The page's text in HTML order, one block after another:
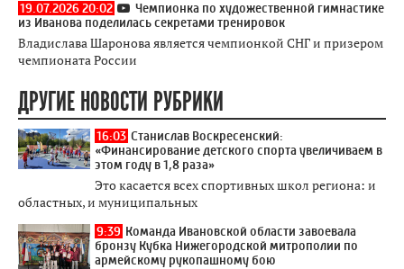
19.07.2026 20:02
Чемпионка по художественной гимнастике
из Иванова поделилась секретами тренировок
Владислава Шаронова является чемпионкой СНГ и призером
чемпионата России
ДРУГИЕ НОВОСТИ РУБРИКИ
16:03 Станислав Воскресенский:
«Финансирование детского спорта увеличиваем в
этом году в 1,8 раза»
Это касается всех спортивных школ региона: и
областных, и муниципальных
9:39 Команда Ивановской области завоевала
бронзу Кубка Нижегородской митрополии по
армейскому рукопашному бою